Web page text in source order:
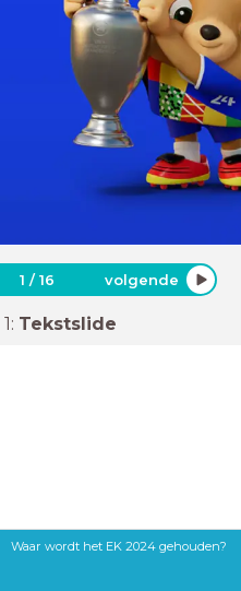
1 /16 volgende
1: Tekstslide
Waar wordt het EK 2024 gehouden?